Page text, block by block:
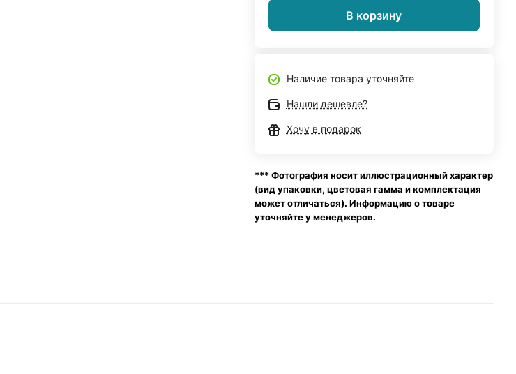
В корзину
Наличие товара уточняйте
Нашли дешевле?
Хочу в подарок
*** Фотография носит иллюстрационный характер
(вид упаковки, цветовая гамма и комплектация
может отличаться). Информацию о товаре
уточняйте у менеджеров.